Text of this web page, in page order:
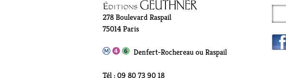
278 Boulevard Raspail
75014 Paris
Denfert-Rochereau ou Raspail
Tél : 09 80 73 90 18